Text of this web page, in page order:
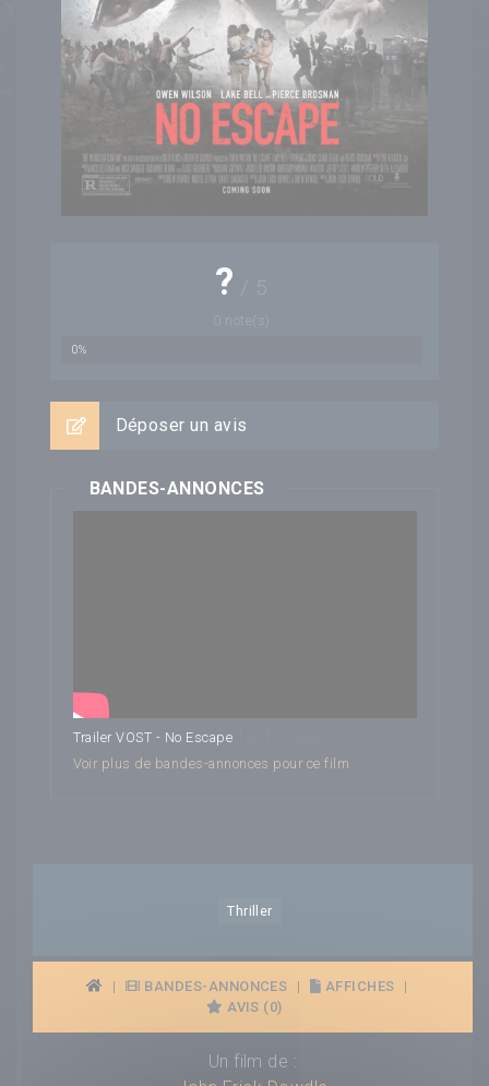
? / 5
note(s)
0%
Déposer un avis
BANDES-ANNONCES
Trailer VOST - No Escape
Voir plus de bandes-annonces pour ce film
Thriller
| BANDES-ANNONCES | AFFICHES
|
AVIS (0)
Un film de :